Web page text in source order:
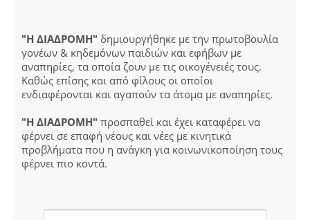
"Η ΔΙΑΔΡΟΜΗ" δημιουργήθηκε με την πρωτοβουλία
γονέων & κηδεμόνων παιδιών και εφήβων με
αναπηρίες, τα οποία ζουν με τις οικογένειές τους.
Καθώς επίσης και από φίλους οι οποίοι
ενδιαφέρονται και αγαπούν τα άτομα με αναπηρίες.
"Η ΔΙΑΔΡΟΜΗ" προσπαθεί και έχει καταφέρει να
φέρνει σε επαφή νέους και νέες με κινητικά
προβλήματα που η ανάγκη για κοινωνικοποίηση τους
φέρνει πιο κοντά.